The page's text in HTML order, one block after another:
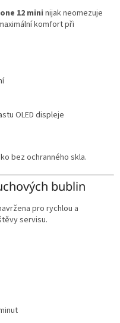
12 mini nijak neomezuje
komfort při
OLED displeje
bez ochranného skla.
bublin
pro rychlou a
servisu.